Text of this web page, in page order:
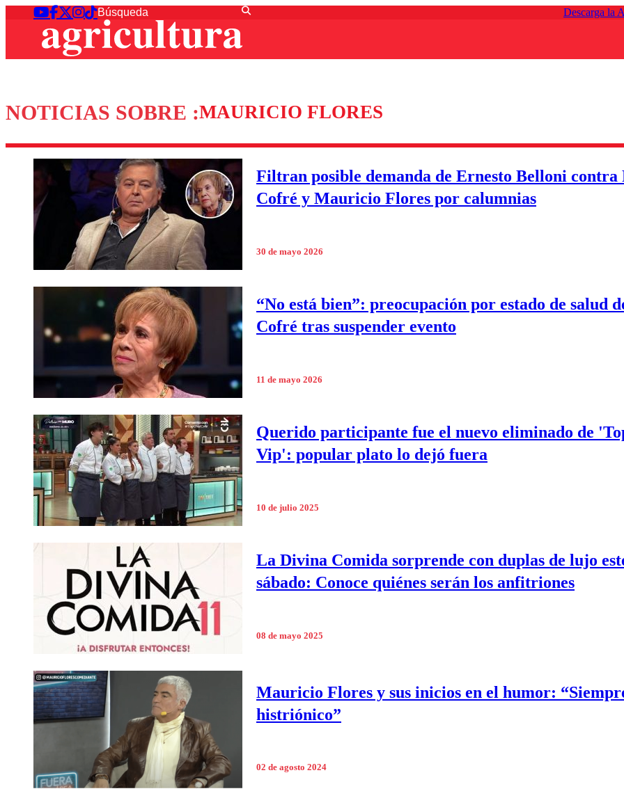
Descarga la
NOTICIAS SOBRE :MAURICIO FLORES
Filtran posible demanda de Ernesto Belloni contra
Cofré y Mauricio Flores por calumnias
30 de mayo 2026
“No está bien”: preocupación por estado de salud
Cofré tras suspender evento
11 de mayo 2026
Querido participante fue el nuevo eliminado de
Vip': popular plato lo dejó fuera
10 de julio 2025
La Divina Comida sorprende con duplas de lujo
sábado: Conoce quiénes serán los anfitriones
08 de mayo 2025
Mauricio Flores y sus inicios en el humor:
histriónico”
02 de agosto 2024